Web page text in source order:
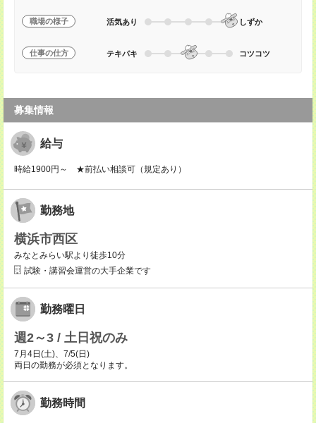
職場の様子 活気あり しずか
仕事の仕方 テキパキ コツコツ
募集情報
給与
時給1900円～ ★前払い相談可（規定あり）
勤務地
横浜市西区
みなとみらい駅より徒歩10分
試験・講習会運営の大手企業です
勤務曜日
週2～3 / 土日祝のみ
7月4日(土)、7/5(日)
両日の勤務が必須となります。
勤務時間